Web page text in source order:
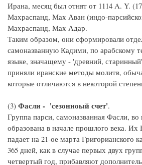
Ирана, месяц был отнят от 1114 A. Y.
Махраспанд, Мах Аван (индо-
Махраспанд, Мах Адар.
Таким образом, они сформировали
самоназванную Кадими, по арабскому
языке, значащему - 'древний,
приняли иранские методы молитв,
которые отличаются в некоторой
(3) Фасли - 'сезонноый счет'.
Группа парси, самоназванная Фасли,
образована в начале прошлого века. Их
падает на 21-ое марта Григорианского
365 дней, как в случае первых двух
четвертый год, прибавляют